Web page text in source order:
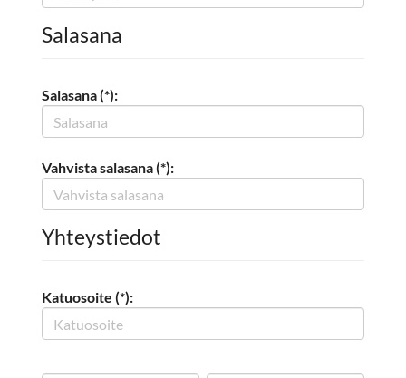
Salasana
Salasana (*):
Vahvista salasana (*):
Yhteystiedot
Katuosoite (*):